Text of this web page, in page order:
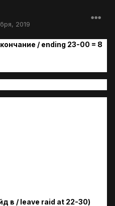
2019
/ ending 23-00 = 8
в / leave raid at 22-30)